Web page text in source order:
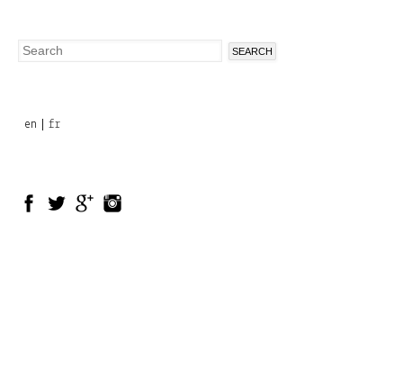
Search
en fr